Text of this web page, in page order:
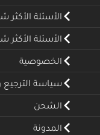
الأسئلة الأكثر
الأسئلة الأكثر
الخصوصية
سياسة الترجيع
الشحن
المدونة